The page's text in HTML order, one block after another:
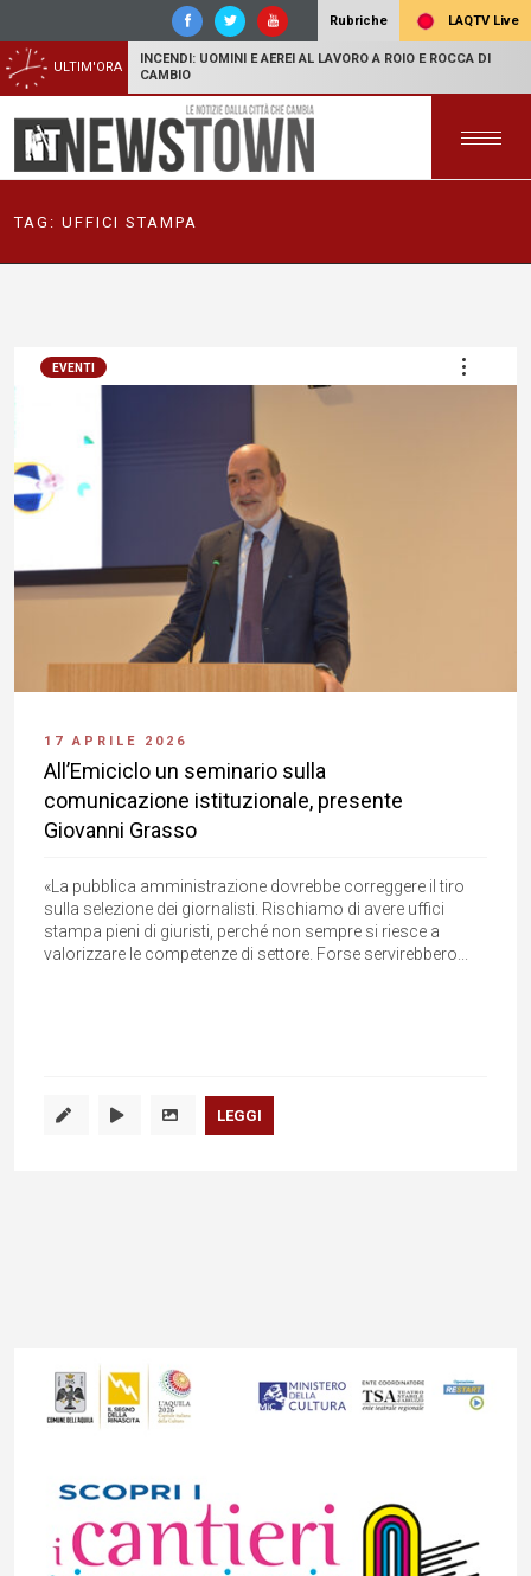
Rubriche LAQTV Live
ULTIM'ORA
INCENDI: UOMINI E AEREI AL LAVORO A ROIO E ROCCA DI
CAMBIO
TAG: UFFICI STAMPA
EVENTI
17 APRILE 2026
All’Emiciclo un seminario sulla
comunicazione istituzionale, presente
Giovanni Grasso
«La pubblica amministrazione dovrebbe correggere il tiro
sulla selezione dei giornalisti. Rischiamo di avere uffici
stampa pieni di giuristi, perché non sempre si riesce a
valorizzare le competenze di settore. Forse servirebbero...
LEGGI